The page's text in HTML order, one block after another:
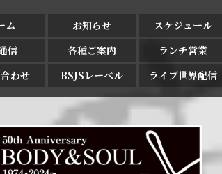
ム お知らせ スケジュール
信
各種ご案内 ランチ営業
わせ
BSJSレーベル ライブ世界配信